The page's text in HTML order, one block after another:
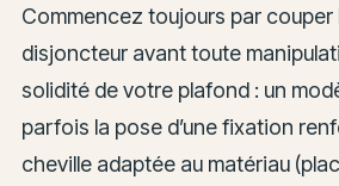
Commencez toujours par couper
disjoncteur avant toute
solidité de votre plafond : un
parfois la pose d’une fixation
cheville adaptée au matériau